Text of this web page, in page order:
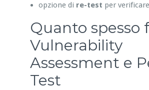
opzione di re-test per
Quanto spesso
Vulnerability
Assessment e
Test